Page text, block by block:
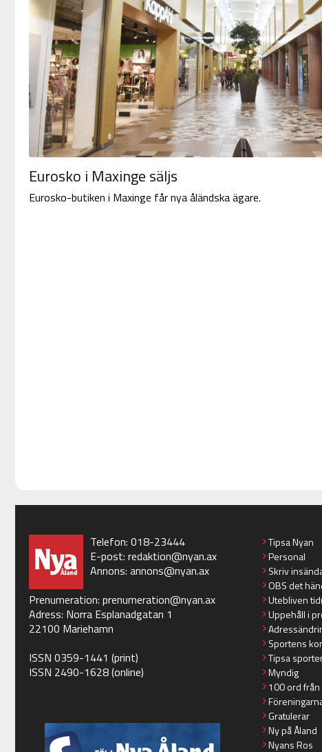
Eurosko i Maxinge säljs
Eurosko-butiken i Maxinge får nya åländska ägare.
Telefon: 018-23444
E-post: redaktion@nyan.ax
Annons: annons@nyan.ax
Prenumeration: prenumeration@nyan.ax
Adress: Norra Esplanadgatan 1
22100 Mariehamn
ISSN 0359-1441 (print)
ISSN 2490-1628 (online)
Tipsa Nyan
Personal
Skriv
OBS det
Utebliven
Uppehåll i
Sportens
Tipsa
Myndig
100 ord
Gratulerar
Ny på Åland
Nyans Ros